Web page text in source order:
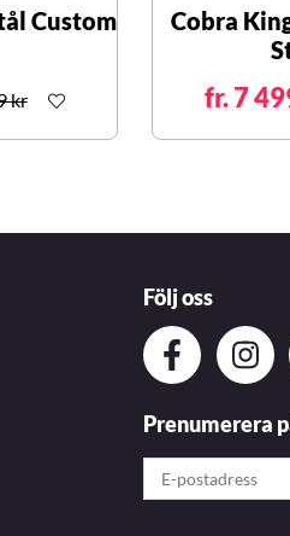
Custom
kr
Cobra
fr. 7
Följ oss
Prenumerera